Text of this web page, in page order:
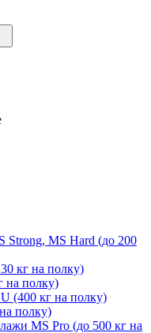
Strong, MS Hard (до 200
кг на полку)
на полку)
(400 кг на полку)
полку)
MS Pro (до 500 кг на